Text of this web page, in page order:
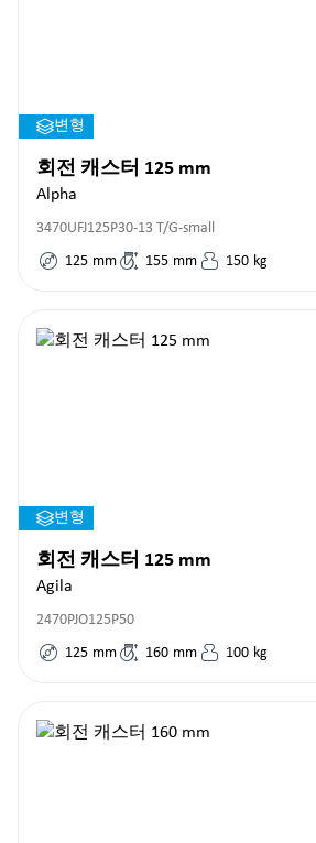
변형
회전 캐스터 125 mm
Alpha
3470UFJ125P30-13 T/G-small
125 mm 155 mm 150 kg
변형
회전 캐스터 125 mm
Agila
2470PJO125P50
125 mm 160 mm 100 kg